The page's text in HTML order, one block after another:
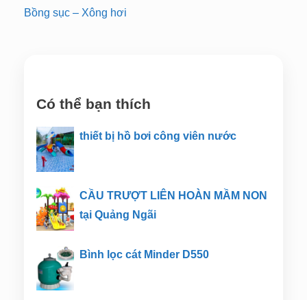
Bồng sục – Xông hơi
Có thể bạn thích
thiết bị hồ bơi công viên nước
CẦU TRƯỢT LIÊN HOÀN MẦM NON
tại Quảng Ngãi
Bình lọc cát Minder D550